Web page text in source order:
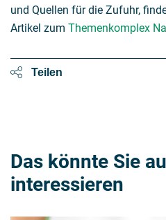
und Quellen für die Zufuhr,
Artikel zum Themenkomplex
Teilen
Das könnte Sie
interessieren